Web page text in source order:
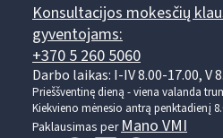
Konsultacijos mokesčių
gyventojams:
+370 5 260 5060
Darbo laikas: I-IV 8.00-17.00, V
Prieššventinę dieną - viena valanda
Kiekvieno mėnesio antrą penktadienį
Paklausimas per Mano VMI